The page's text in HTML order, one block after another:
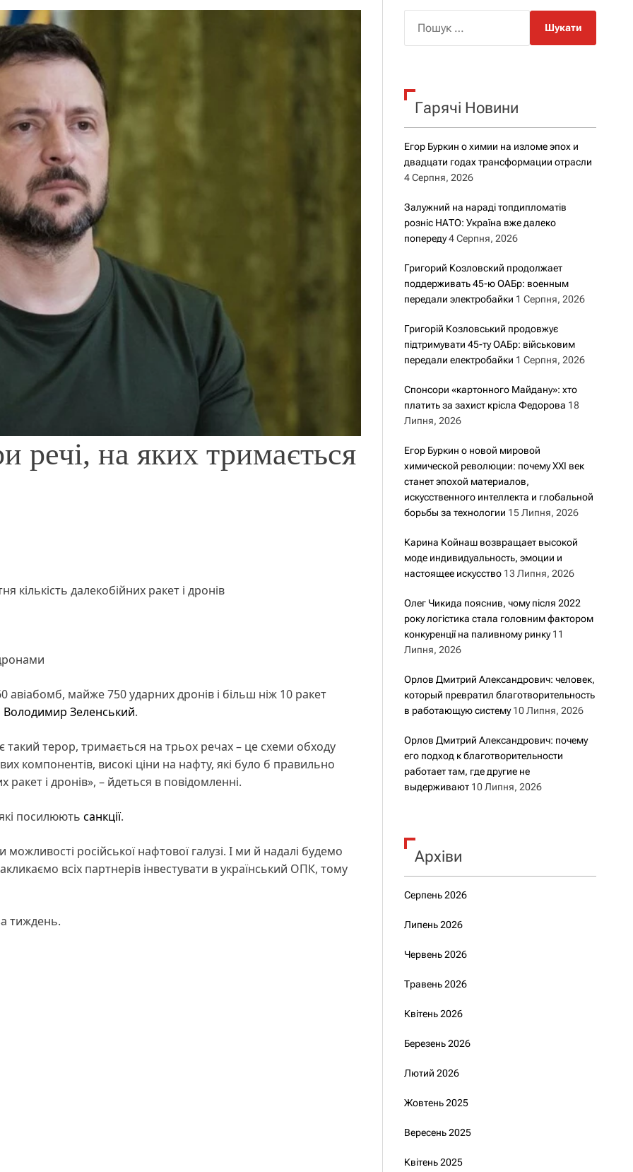
о
у
речі, на яких тримається
далекобійних ракет і дронів
авіабомб, майже 750 ударних дронів і більш ніж 10 ракет
Володимир Зеленський.
такий терор, тримається на трьох речах – це схеми обходу
компонентів, високі ціни на нафту, які було б правильно
ракет і дронів», – йдеться в повідомленні.
посилюють санкції.
російської нафтової галузі. І ми й надалі будемо
всіх партнерів інвестувати в український ОПК, тому
тиждень.
к
Гарячі Новини
Егор Буркин о химии на изломе эпох и
двадцати годах трансформации отрасли
4 Серпня, 2026
Залужний на нараді топдипломатів
розніс НАТО: Україна вже далеко
попереду 4 Серпня, 2026
Григорий Козловский продолжает
поддерживать 45-ю ОАБр: военным
передали электробайки 1 Серпня, 2026
Григорій Козловський продовжує
підтримувати 45-ту ОАБр: військовим
передали електробайки 1 Серпня, 2026
Спонсори «картонного Майдану»: хто
платить за захист крісла Федорова 18
Липня, 2026
Егор Буркин о новой мировой
химической революции: почему XXI век
станет эпохой материалов,
искусственного интеллекта и глобальной
борьбы за технологии 15 Липня, 2026
Карина Койнаш возвращает высокой
моде индивидуальность, эмоции и
настоящее искусство 13 Липня, 2026
Олег Чикида пояснив, чому після 2022
року логістика стала головним фактором
конкуренції на паливному ринку 11
Липня, 2026
Орлов Дмитрий Александрович: человек,
который превратил благотворительность
в работающую систему 10 Липня, 2026
Орлов Дмитрий Александрович: почему
его подход к благотворительности
работает там, где другие не
выдерживают 10 Липня, 2026
Архіви
Серпень 2026
Липень 2026
Червень 2026
Травень 2026
Квітень 2026
Березень 2026
Лютий 2026
Жовтень 2025
Вересень 2025
Квітень 2025